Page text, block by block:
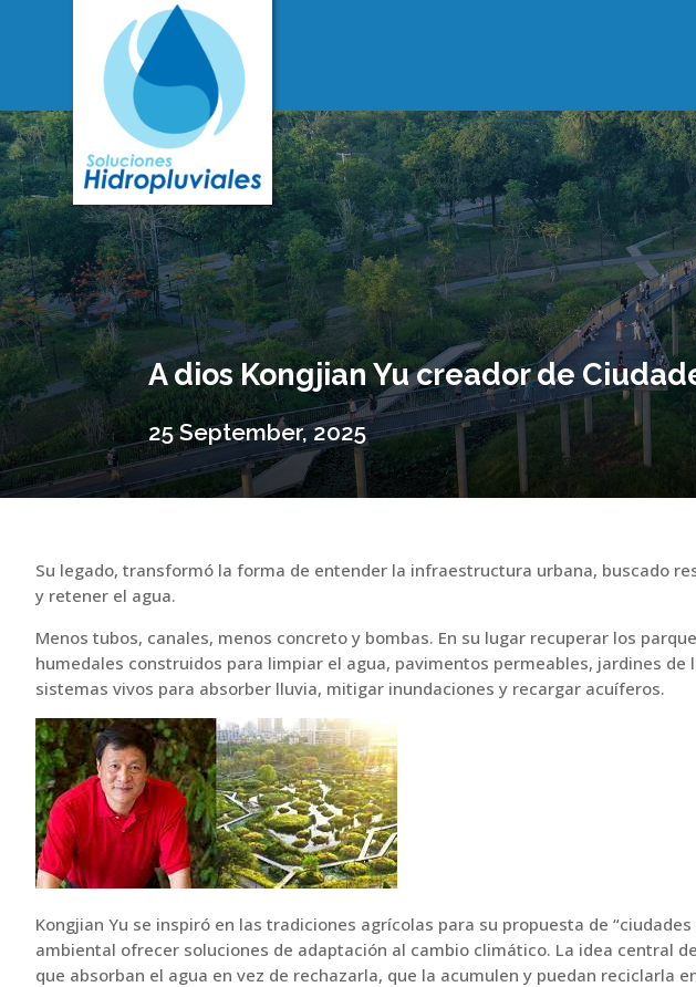
A dios Kongjian Yu creador de
25 September, 2025
Su legado, transformó la forma de entender la infraestructura urbana, buscado
y retener el agua.
Menos tubos, canales, menos concreto y bombas. En su lugar recuperar los
humedales construidos para limpiar el agua, pavimentos permeables, jardines
sistemas vivos para absorber lluvia, mitigar inundaciones y recargar acuíferos.
Kongjian Yu se inspiró en las tradiciones agrícolas para su propuesta de “ciudades
ambiental ofrecer soluciones de adaptación al cambio climático. La idea central
que absorban el agua en vez de rechazarla, que la acumulen y puedan reciclarla